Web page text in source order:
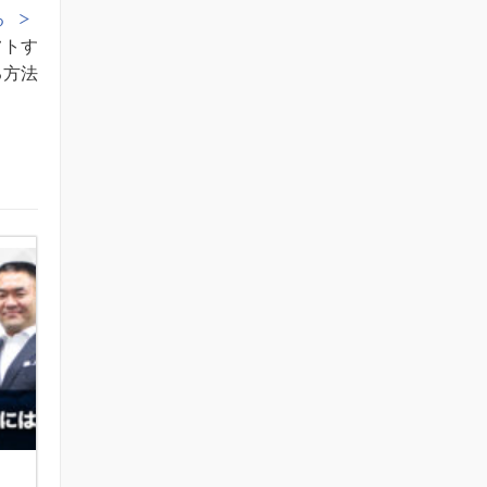
す
方法